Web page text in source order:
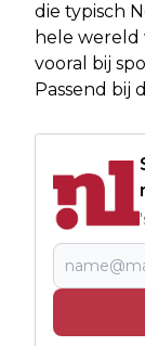
die typisch
hele wereld
vooral bij
Passend bij